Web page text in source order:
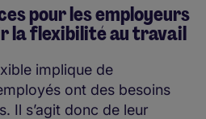
pour les employeurs
la flexibilité au travail
implique de
ont des besoins
Il s’agit donc de leur